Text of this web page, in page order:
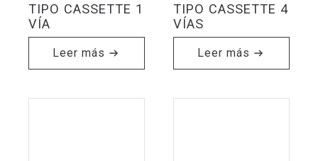
TIPO CASSETTE 1
VÍA
Leer más
TIPO CASSETTE 4
VÍAS
Leer más